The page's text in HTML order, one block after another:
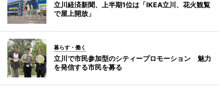
立川経済新聞、上半期1位は「IKEA立川、花火観覧
で屋上開放」
暮らす・働く
立川で市民参加型のシティープロモーション 魅力
を発信する市民を募る